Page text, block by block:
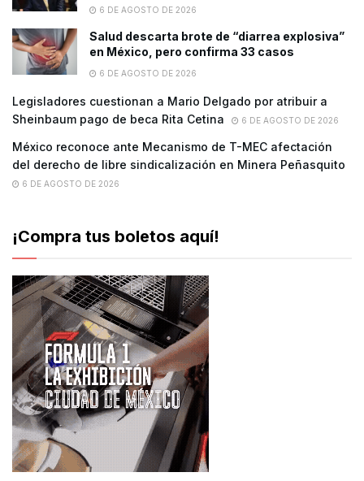
6 DE AGOSTO DE 2026
Salud descarta brote de “diarrea explosiva”
en México, pero confirma 33 casos
6 DE AGOSTO DE 2026
Legisladores cuestionan a Mario Delgado por atribuir a
Sheinbaum pago de beca Rita Cetina
6 DE AGOSTO DE 2026
México reconoce ante Mecanismo de T-MEC afectación
del derecho de libre sindicalización en Minera Peñasquito
6 DE AGOSTO DE 2026
¡Compra tus boletos aquí!